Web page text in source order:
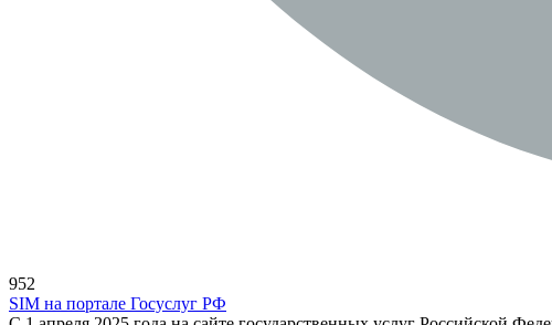
952
SIM на портале Госуслуг РФ